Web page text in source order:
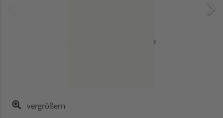
vergrößern